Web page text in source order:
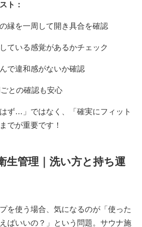
ト：
縁を一周して開き具合を確認
ている感覚があるかチェック
で違和感がないか確認
との確認も安心
ず…」ではなく、「確実にフィット
でが重要です！
生管理｜洗い方と持ち運
を使う場合、気になるのが「使った
ばいいの？」という問題。サウナ施